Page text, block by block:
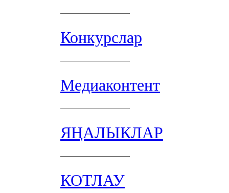
Конкурслар
Медиаконтент
ЯҢАЛЫКЛАР
КОТЛАУ